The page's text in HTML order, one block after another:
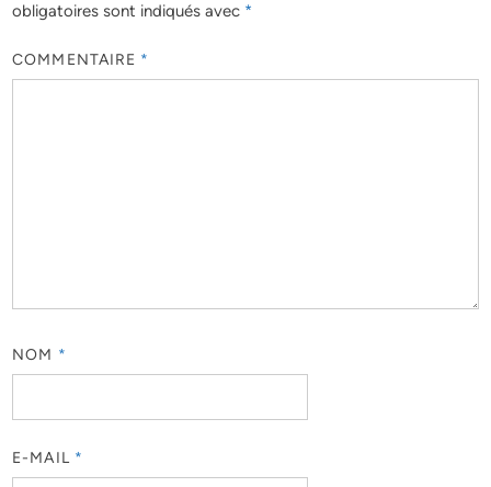
obligatoires sont indiqués avec *
COMMENTAIRE *
NOM *
E-MAIL *